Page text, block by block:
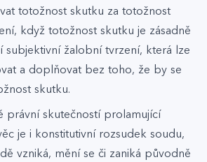
totožnost skutku za totožnost
když totožnost skutku je zásadně
subjektivní žalobní tvrzení, která lze
a doplňovat bez toho, že by se
skutku.
právní skutečností prolamující
je i konstitutivní rozsudek soudu,
vzniká, mění se či zaniká původně